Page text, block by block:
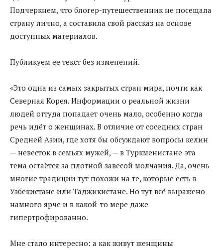
Подчеркнем, что блогер-путешественник не посещала
страну лично, а составила свой рассказ на основе
доступных материалов.
Публикуем ее текст без изменений.
«Это одна из самых закрытых стран мира, почти как
Северная Корея. Информации о реальной жизни
людей оттуда попадает очень мало, особенно когда
речь идёт о женщинах. В отличие от соседних стран
Средней Азии, где хотя бы обсуждают вопросы келин
— невесток в семьях мужей, — в Туркменистане эта
тема остаётся за плотной завесой молчания. Да, очень
многие традиции тут похожи на те, которые есть в
Узбекистане или Таджикистане. Но тут всё выражено
намного ярче и в какой-то мере даже
гипертрофированно.
Мне стало интересно: а как живут женщины